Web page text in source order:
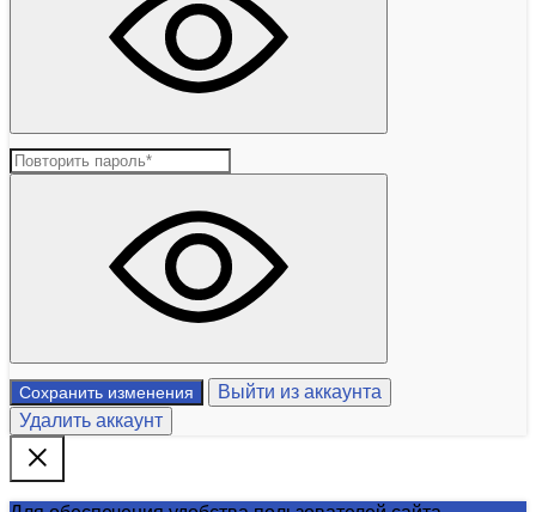
Сохранить изменения
Выйти из аккаунта
Удалить аккаунт